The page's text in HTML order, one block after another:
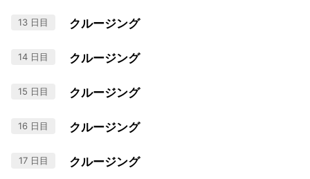
13 日目 クルージング
14 日目 クルージング
15 日目 クルージング
16 日目 クルージング
17 日目 クルージング